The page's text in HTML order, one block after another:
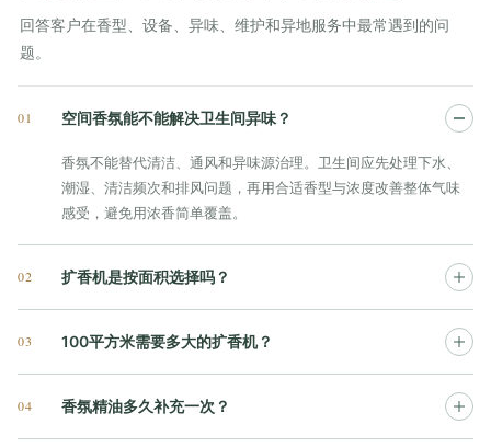
回答客户在香型、设备、异味、维护和异地服务中最常遇到的问
题。
01 空间香氛能不能解决卫生间异味？
香氛不能替代清洁、通风和异味源治理。卫生间应先处理下水、
潮湿、清洁频次和排风问题，再用合适香型与浓度改善整体气味
感受，避免用浓香简单覆盖。
02 扩香机是按面积选择吗？
03 100平方米需要多大的扩香机？
04 香氛精油多久补充一次？